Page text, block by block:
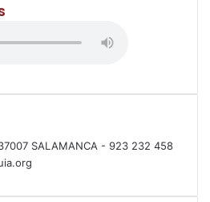
SALAMANCA - 923 232 458